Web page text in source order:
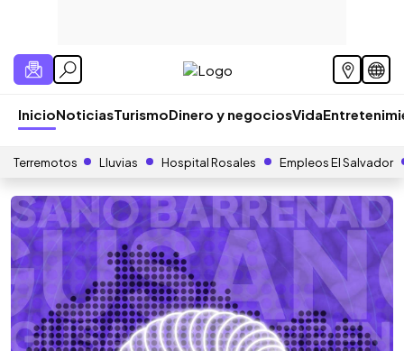
InicioNoticiasTurismoDinero y negociosVida
Terremotos Lluvias Hospital Rosales Empleos El Salvador